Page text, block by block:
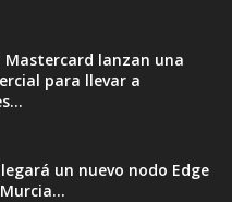
Mastercard lanzan una
para llevar a
un nuevo nodo Edge